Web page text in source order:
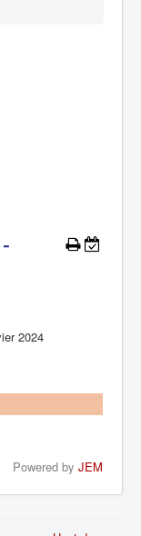
2024
Powered by JEM